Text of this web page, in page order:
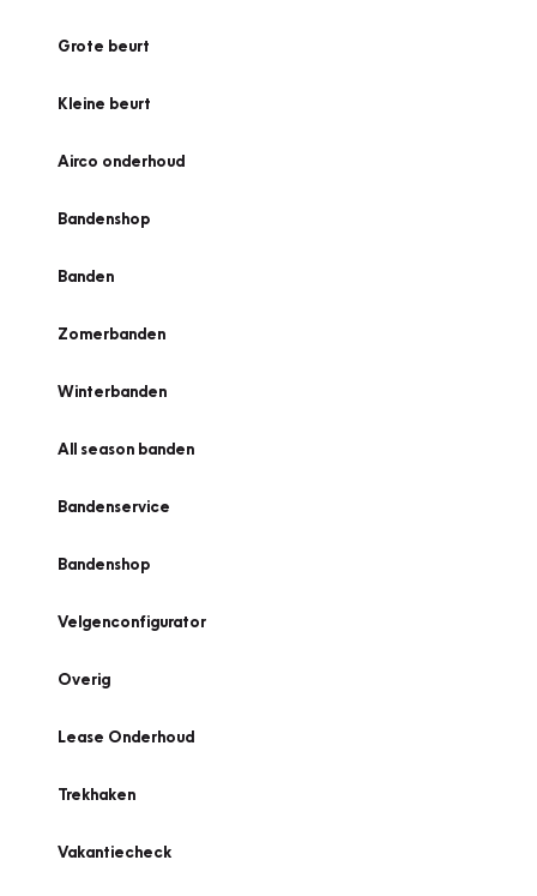
Grote beurt
Kleine beurt
Airco onderhoud
Bandenshop
Banden
Zomerbanden
Winterbanden
All season banden
Bandenservice
Bandenshop
Velgenconfigurator
Overig
Lease Onderhoud
Trekhaken
Vakantiecheck